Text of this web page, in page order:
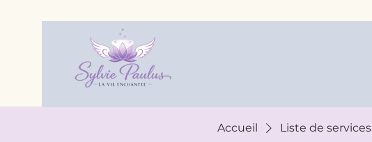
Accueil Liste de services